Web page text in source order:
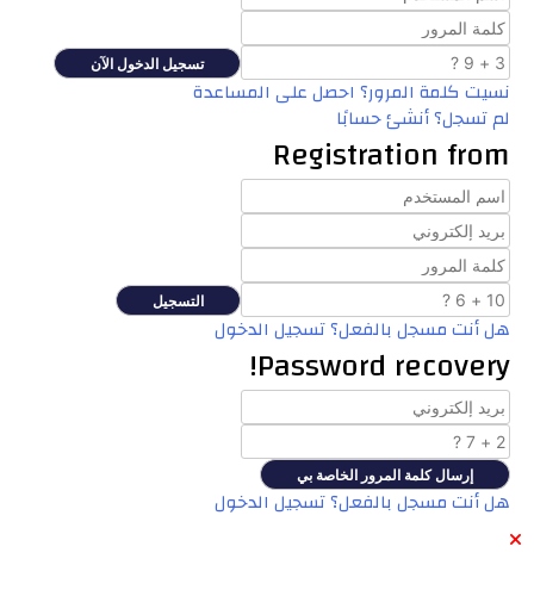
نسيت كلمة المرور؟ احصل على المساعدة
لم تسجل؟ أنشئ حسابًا
Registration from
هل أنت مسجل بالفعل؟ تسجيل الدخول
Password recovery!
هل أنت مسجل بالفعل؟ تسجيل الدخول